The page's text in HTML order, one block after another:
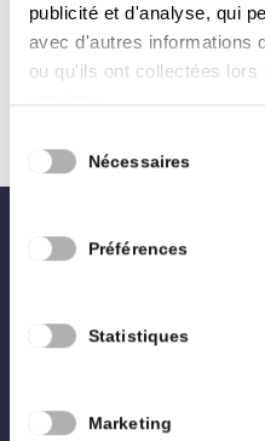
publicité et d'analyse, qui
avec d'autres informations
ou qu'ils ont collectées
services.
Nécessaires
Préférences
Statistiques
Marketing
qui permet aux
objectifs stratégiques
0496 02 27 28
Nous